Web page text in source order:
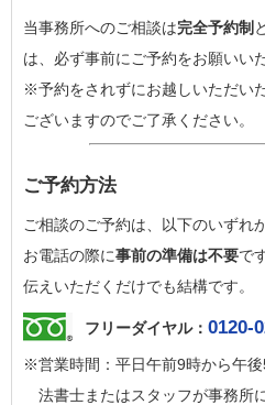
当事務所へのご相談は完全予約制
は、必ず事前にご予約をお願いい
※予約をされずにお越しいただい
ございますのでご了承ください。
ご予約方法
ご相談のご予約は、以下のいずれ
お電話の際に事前の準備は不要で
伝えいただくだけでも結構です。
フリーダイヤル： 0120-
※営業時間：平日午前9時から午
法書士またはスタッフが事務所